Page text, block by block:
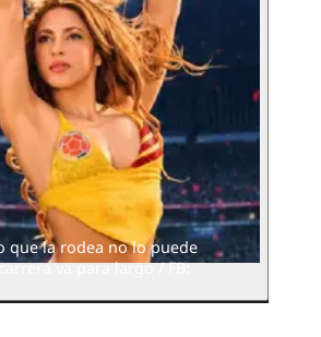
que la rodea no lo puede
va para largo / FB: